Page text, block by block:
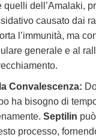
quelli dell’Amalaki,
causato dai
l’immunità, ma
generale e al
Convalescenza:
ha bisogno di
Septilin
processo,